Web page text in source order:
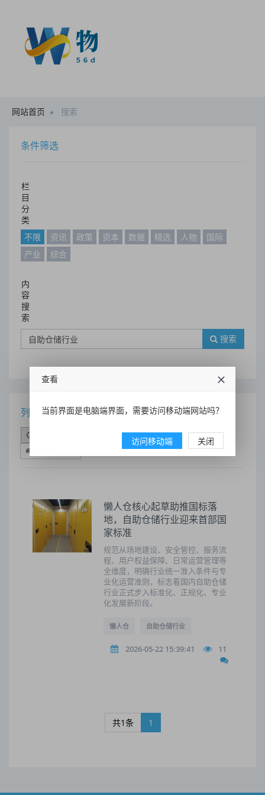
网站首页 搜索
条件筛选
栏
目
分
类
不限
资讯 政策 资本 数据 精选 人物
国际
产业
综合
内
容
搜
索
搜索
列表
评论排序
评分排序
懒人仓核心起草助推国标落
地，自助仓储行业迎来首部国
家标准
规范从场地建设、安全管控、服务流
程、用户权益保障、日常运营管理等
全维度，明确行业统一准入条件与专
业化运营准则，标志着国内自助仓储
行业正式步入标准化、正规化、专业
化发展新阶段。
懒人仓 自助仓储行业
2026-05-22 15:39:41 11
共1条 1
查看
当前界面是电脑端界面，需要访问移动端网站吗？
访问移动端 关闭